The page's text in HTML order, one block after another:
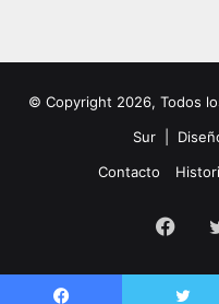
© Copyright 2026, Todos
Sur |
Contacto